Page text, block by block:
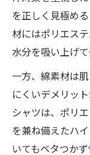
を正しく見極め
材にはポリエス
水分を吸い上げ
一方、綿素材は
にくいデメリッ
シャツは、ポリ
を兼ね備えたハ
いてもベタつかず